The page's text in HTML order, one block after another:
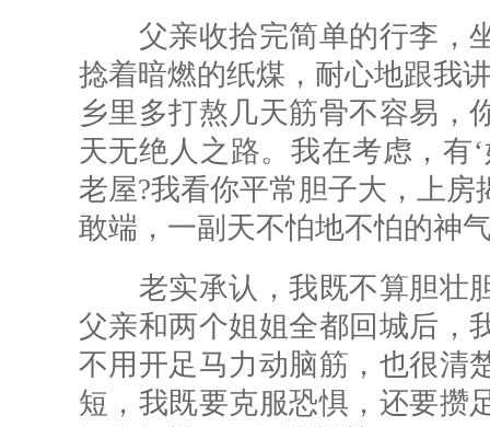
父亲收拾完简单的行李，
捻着暗燃的纸煤，耐心地跟我
乡里多打熬几天筋骨不容易，
天无绝人之路。我在考虑，有
老屋?我看你平常胆子大，上
敢端，一副天不怕地不怕的神
老实承认，我既不算胆壮
父亲和两个姐姐全都回城后，
不用开足马力动脑筋，也很清
短，我既要克服恐惧，还要攒